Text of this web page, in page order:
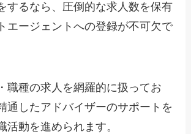
するなら、圧倒的な求人数を保有
エージェントへの登録が不可欠で
職種の求人を網羅的に扱ってお
通したアドバイザーのサポートを
活動を進められます。